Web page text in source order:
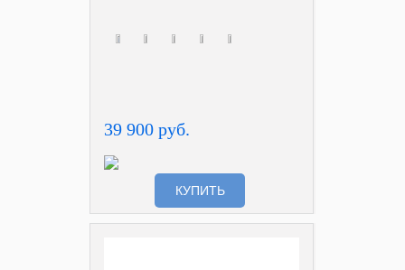
39 900 руб.
КУПИТЬ